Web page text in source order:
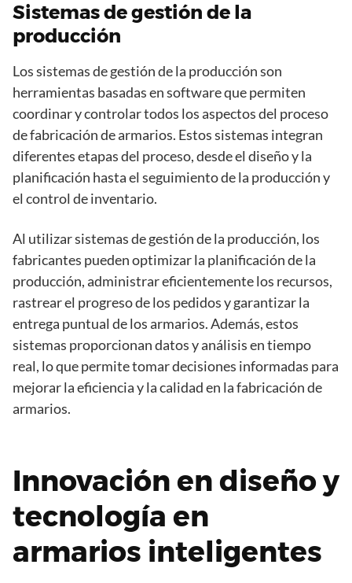
Sistemas de gestión de la
producción
Los sistemas de gestión de la producción son
herramientas basadas en software que permiten
coordinar y controlar todos los aspectos del proceso
de fabricación de armarios. Estos sistemas integran
diferentes etapas del proceso, desde el diseño y la
planificación hasta el seguimiento de la producción y
el control de inventario.
Al utilizar sistemas de gestión de la producción, los
fabricantes pueden optimizar la planificación de la
producción, administrar eficientemente los recursos,
rastrear el progreso de los pedidos y garantizar la
entrega puntual de los armarios. Además, estos
sistemas proporcionan datos y análisis en tiempo
real, lo que permite tomar decisiones informadas para
mejorar la eficiencia y la calidad en la fabricación de
armarios.
Innovación en diseño y
tecnología en
armarios inteligentes